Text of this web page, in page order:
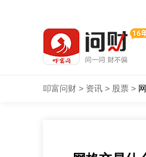
叩富问财 > 资讯 > 股票 >